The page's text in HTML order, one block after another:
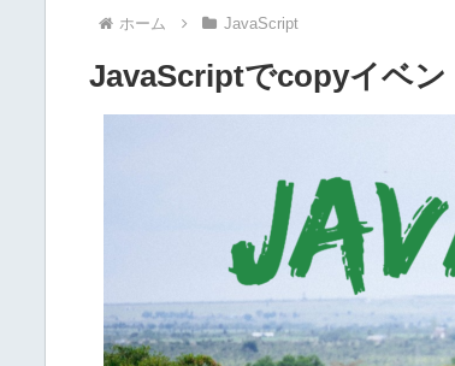
ホーム JavaScript
JavaScriptでcopyイベン